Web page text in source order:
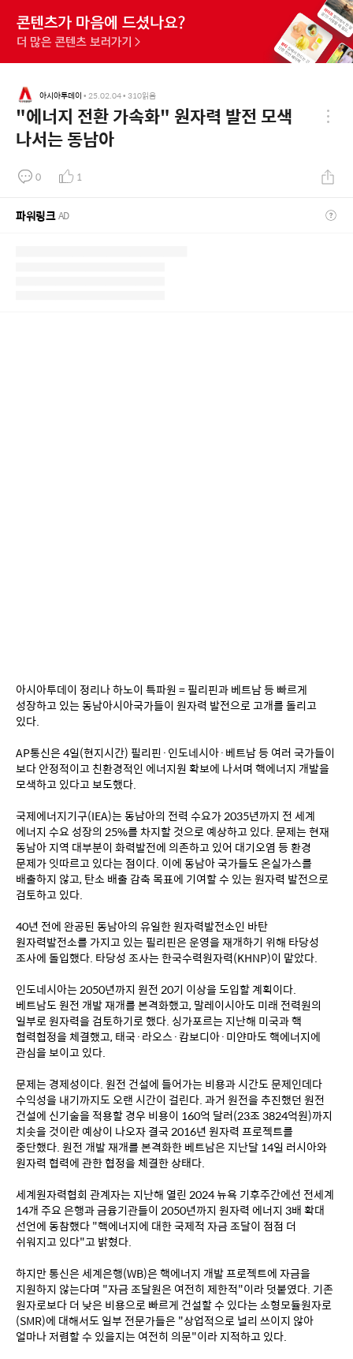
아시아투데이 • 25.02.04• 310읽음
"에너지 전환 가속화" 원자력 발전 모색
나서는 동남아
0 1
파워링크AD
아시아투데이 정리나 하노이 특파원 = 필리핀과 베트남 등 빠르게
성장하고 있는 동남아시아국가들이 원자력 발전으로 고개를 돌리고
있다.
AP통신은 4일(현지시간) 필리핀·인도네시아·베트남 등 여러 국가들이
보다 안정적이고 친환경적인 에너지원 확보에 나서며 핵에너지 개발을
모색하고 있다고 보도했다.
국제에너지기구(IEA)는 동남아의 전력 수요가 2035년까지 전 세계
에너지 수요 성장의 25%를 차지할 것으로 예상하고 있다. 문제는 현재
동남아 지역 대부분이 화력발전에 의존하고 있어 대기오염 등 환경
문제가 잇따르고 있다는 점이다. 이에 동남아 국가들도 온실가스를
배출하지 않고, 탄소 배출 감축 목표에 기여할 수 있는 원자력 발전으로
검토하고 있다.
40년 전에 완공된 동남아의 유일한 원자력발전소인 바탄
원자력발전소를 가지고 있는 필리핀은 운영을 재개하기 위해 타당성
조사에 돌입했다. 타당성 조사는 한국수력원자력(KHNP)이 맡았다.
인도네시아는 2050년까지 원전 20기 이상을 도입할 계획이다.
베트남도 원전 개발 재개를 본격화했고, 말레이시아도 미래 전력원의
일부로 원자력을 검토하기로 했다. 싱가포르는 지난해 미국과 핵
협력협정을 체결했고, 태국·라오스·캄보디아·미얀마도 핵에너지에
관심을 보이고 있다.
문제는 경제성이다. 원전 건설에 들어가는 비용과 시간도 문제인데다
수익성을 내기까지도 오랜 시간이 걸린다. 과거 원전을 추진했던 원전
건설에 신기술을 적용할 경우 비용이 160억 달러(23조 3824억원)까지
치솟을 것이란 예상이 나오자 결국 2016년 원자력 프로젝트를
중단했다. 원전 개발 재개를 본격화한 베트남은 지난달 14일 러시아와
원자력 협력에 관한 협정을 체결한 상태다.
세계원자력협회 관계자는 지난해 열린 2024 뉴욕 기후주간에선 전세계
14개 주요 은행과 금융기관들이 2050년까지 원자력 에너지 3배 확대
선언에 동참했다 "핵에너지에 대한 국제적 자금 조달이 점점 더
쉬워지고 있다"고 밝혔다.
하지만 통신은 세계은행(WB)은 핵에너지 개발 프로젝트에 자금을
지원하지 않는다며 "자금 조달원은 여전히 제한적"이라 덧붙였다. 기존
원자로보다 더 낮은 비용으로 빠르게 건설할 수 있다는 소형모듈원자로
(SMR)에 대해서도 일부 전문가들은 "상업적으로 널리 쓰이지 않아
얼마나 저렴할 수 있을지는 여전히 의문"이라 지적하고 있다.